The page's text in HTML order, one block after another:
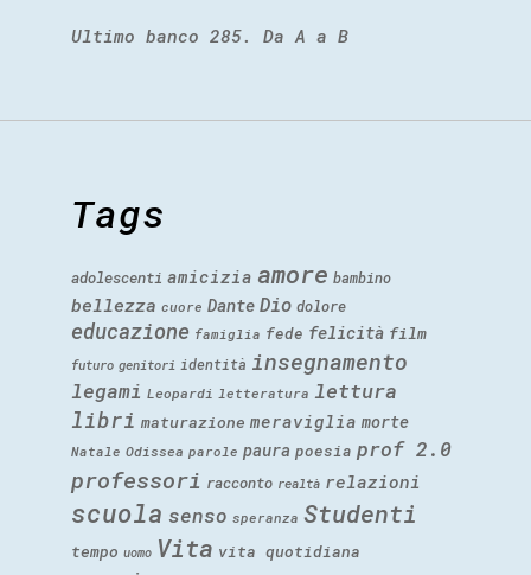
Ultimo banco 285. Da A a B
Tags
adolescenti amicizia amore bambino
bellezza cuore Dante Dio dolore
educazione famiglia fede felicità film
futuro genitori identità insegnamento
legami Leopardi letteratura lettura
libri maturazione meraviglia morte
Natale Odissea parole paura poesia prof 2.0
professori racconto realtà relazioni
scuola senso speranza Studenti
tempo uomo Vita vita quotidiana